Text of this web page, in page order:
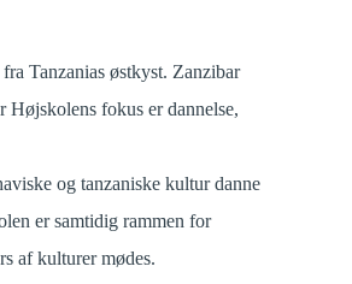
Tanzanias østkyst. Zanzibar
Højskolens fokus er dannelse,
og tanzaniske kultur danne
er samtidig rammen for
af kulturer mødes.